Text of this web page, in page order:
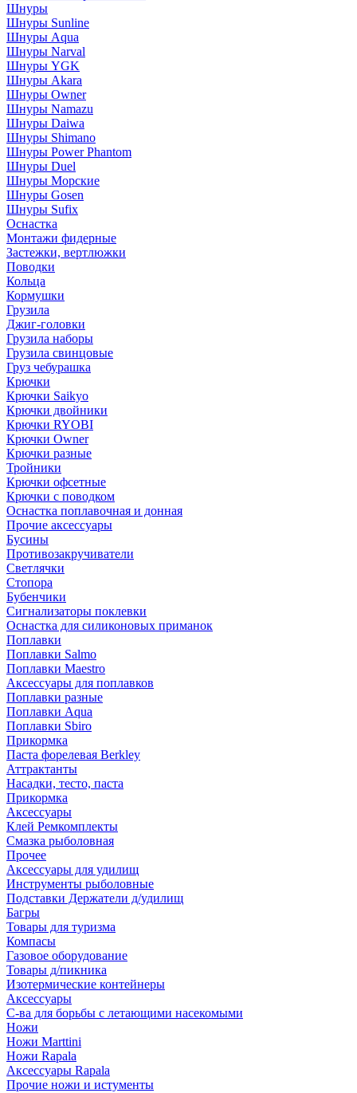
Шнуры
Шнуры Sunline
Шнуры Aqua
Шнуры Narval
Шнуры YGK
Шнуры Akara
Шнуры Owner
Шнуры Namazu
Шнуры Daiwa
Шнуры Shimano
Шнуры Power Phantom
Шнуры Duel
Шнуры Морские
Шнуры Gosen
Шнуры Sufix
Оснастка
Монтажи фидерные
Застежки, вертлюжки
Поводки
Кольца
Кормушки
Грузила
Джиг-головки
Грузила наборы
Грузила свинцовые
Груз чебурашка
Крючки
Крючки Saikyo
Крючки двойники
Крючки RYOBI
Крючки Owner
Крючки разные
Тройники
Крючки офсетные
Крючки с поводком
Оснастка поплавочная и донная
Прочие аксессуары
Бусины
Противозакручиватели
Светлячки
Стопора
Бубенчики
Сигнализаторы поклевки
Оснастка для силиконовых приманок
Поплавки
Поплавки Salmo
Поплавки Maestro
Аксессуары для поплавков
Поплавки разные
Поплавки Aqua
Поплавки Sbiro
Прикормка
Паста форелевая Berkley
Аттрактанты
Насадки, тесто, паста
Прикормка
Аксессуары
Клей Ремкомплекты
Смазка рыболовная
Прочее
Аксессуары для удилищ
Инструменты рыболовные
Подставки Держатели д/удилищ
Багры
Товары для туризма
Компасы
Газовое оборудование
Товары д/пикника
Изотермические контейнеры
Аксессуары
С-ва для борьбы с летающими насекомыми
Ножи
Ножи Marttini
Ножи Rapala
Аксессуары Rapala
Прочие ножи и истументы